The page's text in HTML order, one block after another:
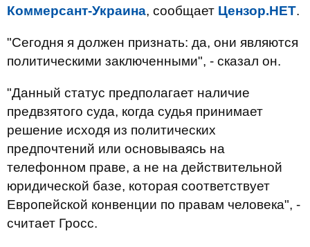
Коммерсант-Украина, сообщает Цензор.НЕТ.
"Сегодня я должен признать: да, они являются
политическими заключенными", - сказал он.
"Данный статус предполагает наличие
предвзятого суда, когда судья принимает
решение исходя из политических
предпочтений или основываясь на
телефонном праве, а не на действительной
юридической базе, которая соответствует
Европейской конвенции по правам человека", -
считает Гросс.